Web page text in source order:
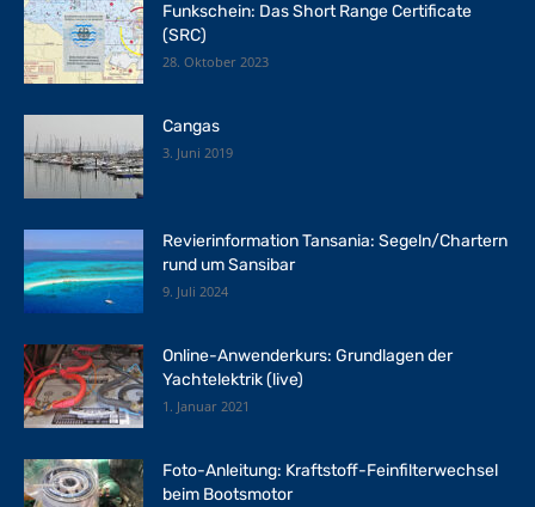
Funkschein: Das Short Range Certificate
(SRC)
28. Oktober 2023
Cangas
3. Juni 2019
Revierinformation Tansania: Segeln/Chartern
rund um Sansibar
9. Juli 2024
Online-Anwenderkurs: Grundlagen der
Yachtelektrik (live)
1. Januar 2021
Foto-Anleitung: Kraftstoff-Feinfilterwechsel
beim Bootsmotor